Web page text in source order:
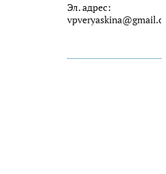
Эл. адрес: